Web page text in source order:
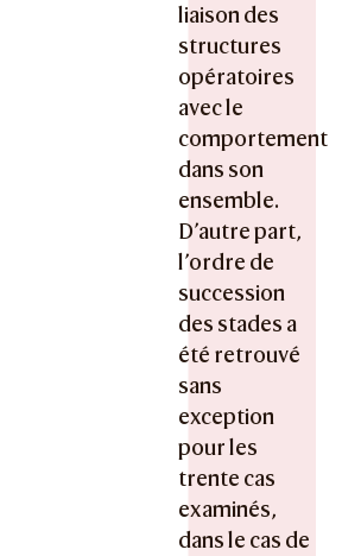
liaison des
structures
opératoires
avec le
comportement
dans son
ensemble.
D’autre part,
l’ordre de
succession
des stades a
été retrouvé
sans
exception
pour les
trente cas
examinés,
dans le cas de